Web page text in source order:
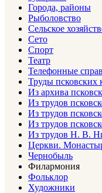
Города, районы
Рыболовство
Сельское
Сето
Спорт
Театр
Телефонные
Труды псковских
Из архива
Из трудов
Из трудов
Из трудов
Из трудов Н. В.
Церкви.
Чернобыль
Филармония
Фольклор
Художники